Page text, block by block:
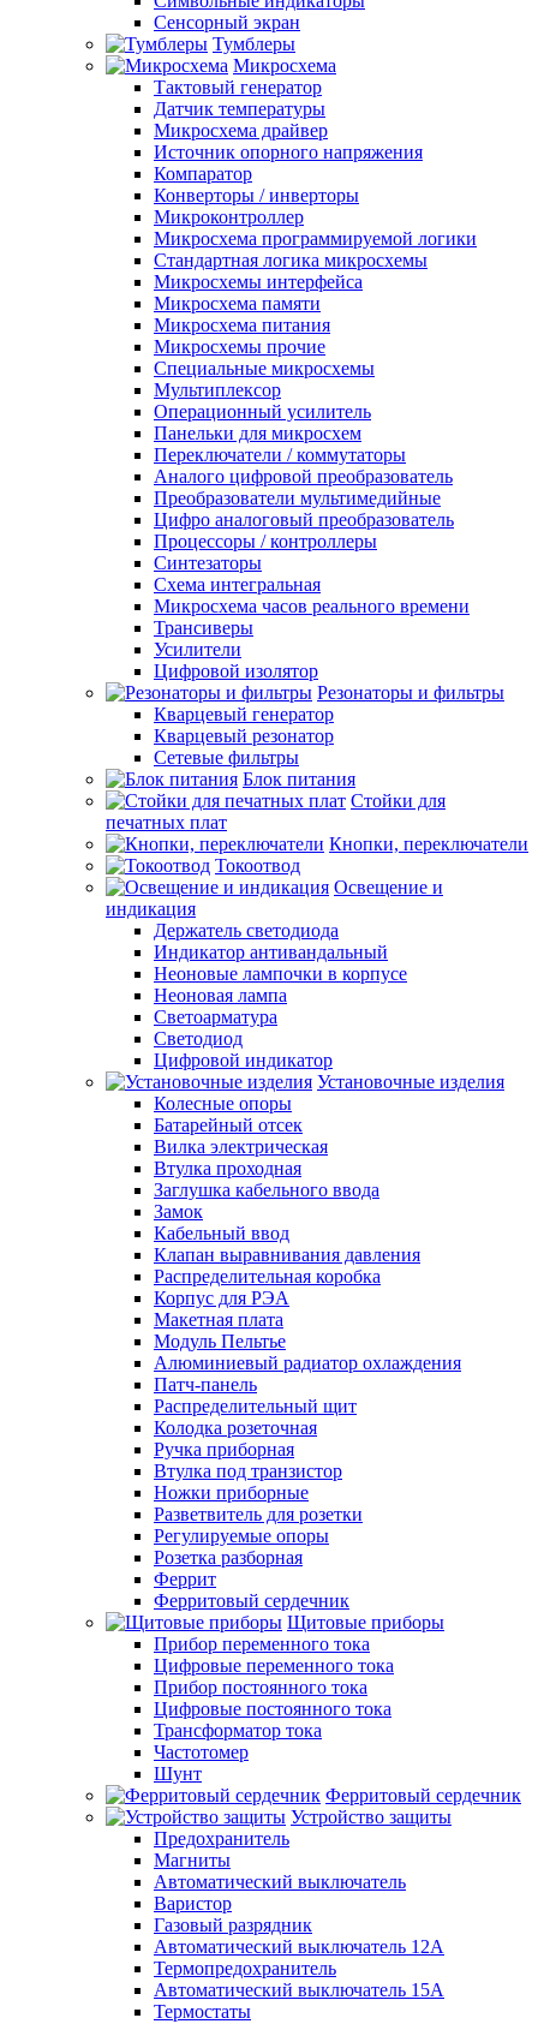
Сенсорный экран
Тумблеры
Микросхема
Тактовый генератор
Датчик температуры
Микросхема драйвер
Источник опорного напряжения
Компаратор
Конверторы / инверторы
Микроконтроллер
Микросхема программируемой логики
Стандартная логика микросхемы
Микросхемы интерфейса
Микросхема памяти
Микросхема питания
Микросхемы прочие
Специальные микросхемы
Мультиплексор
Операционный усилитель
Панельки для микросхем
Переключатели / коммутаторы
Аналого цифровой преобразователь
Преобразователи мультимедийные
Цифро аналоговый преобразователь
Процессоры / контроллеры
Синтезаторы
Схема интегральная
Микросхема часов реального времени
Трансиверы
Усилители
Цифровой изолятор
Резонаторы и фильтры
Кварцевый генератор
Кварцевый резонатор
Сетевые фильтры
Блок питания
Стойки для
печатных плат
Кнопки, переключатели
Токоотвод
Освещение и
индикация
Держатель светодиода
Индикатор антивандальный
Неоновые лампочки в корпусе
Неоновая лампа
Светоарматура
Светодиод
Цифровой индикатор
Установочные изделия
Колесные опоры
Батарейный отсек
Вилка электрическая
Втулка проходная
Заглушка кабельного ввода
Замок
Кабельный ввод
Клапан выравнивания давления
Распределительная коробка
Корпус для РЭА
Макетная плата
Модуль Пельтье
Алюминиевый радиатор охлаждения
Патч-панель
Распределительный щит
Колодка розеточная
Ручка приборная
Втулка под транзистор
Ножки приборные
Разветвитель для розетки
Регулируемые опоры
Розетка разборная
Феррит
Ферритовый сердечник
Щитовые приборы
Прибор переменного тока
Цифровые переменного тока
Прибор постоянного тока
Цифровые постоянного тока
Трансформатор тока
Частотомер
Шунт
Ферритовый сердечник
Устройство защиты
Предохранитель
Магниты
Автоматический выключатель
Варистор
Газовый разрядник
Автоматический выключатель 12А
Термопредохранитель
Автоматический выключатель 15А
Термостаты